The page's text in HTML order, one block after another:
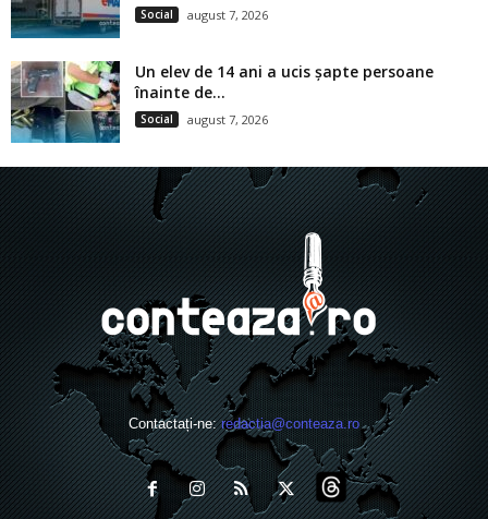
Social august 7, 2026
Un elev de 14 ani a ucis șapte persoane
înainte de...
Social august 7, 2026
Contactați-ne:redactia@conteaza.ro